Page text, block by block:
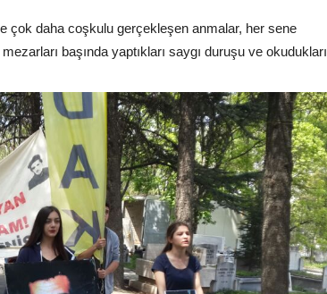
çok daha coşkulu gerçekleşen anmalar, her sene
başında yaptıkları saygı duruşu ve okudukları